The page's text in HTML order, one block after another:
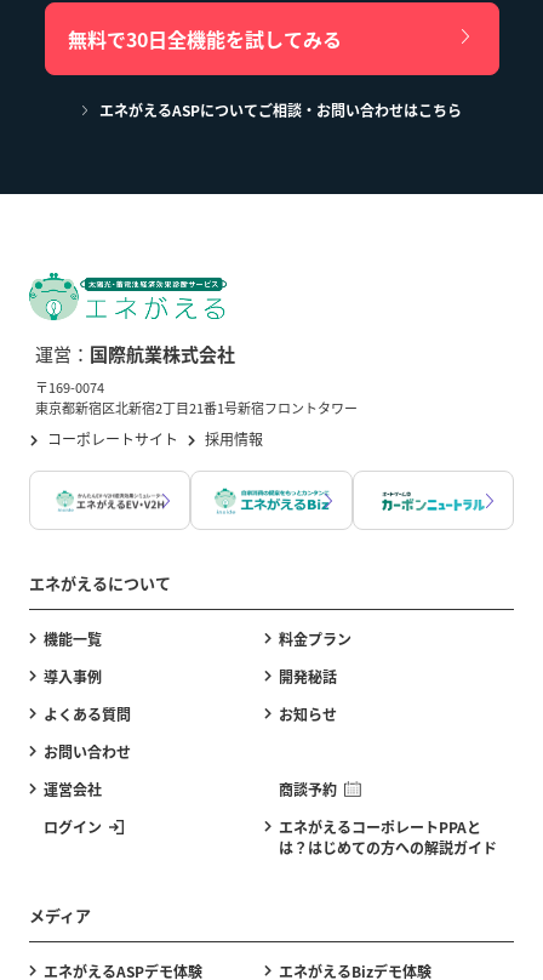
無料で30日全機能を試してみる
エネがえるASPについてご相談・お問い合わせはこちら
運営： 国際航業株式会社
〒169-0074
東京都新宿区北新宿2丁目21番1号新宿フロントタワー
コーポレートサイト 採用情報
エネがえるについて
機能一覧
料金プラン
導入事例
開発秘話
よくある質問
お知らせ
お問い合わせ
運営会社
商談予約
ログイン
エネがえるコーポレートPPAと
は？はじめての方への解説ガイド
メディア
エネがえるASPデモ体験
エネがえるBizデモ体験